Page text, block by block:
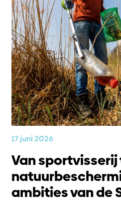
17 juni 2026
Van
ambities van de